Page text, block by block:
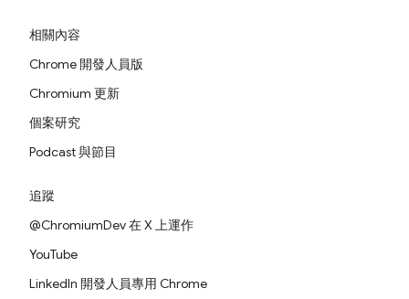
相關內容
Chrome 開發人員版
Chromium 更新
個案研究
Podcast 與節目
追蹤
@ChromiumDev 在 X 上運作
YouTube
LinkedIn 開發人員專用 Chrome